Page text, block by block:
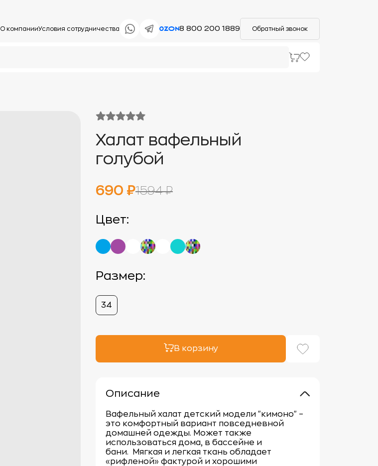
О компанииУсловия сотрудничества 8 800 200 1889 Обратный звонок
Халат вафельный
голубой
690 ₽1594 ₽
Цвет:
Размер:
34
В корзину
Описание
Вафельный халат детский модели "кимоно" –
это комфортный вариант повседневной
домашней одежды. Может также
использоваться дома, в бассейне и
бани. Мягкая и легкая ткань обладает
«рифленой» фактурой и хорошими